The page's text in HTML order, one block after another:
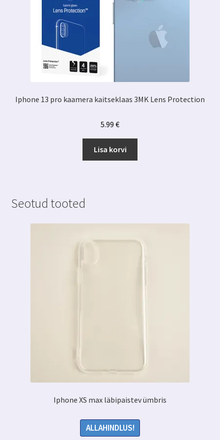
Iphone 13 pro kaamera kaitseklaas 3MK Lens Protection
5.99 €
Lisa korvi
Seotud tooted
Iphone XS max läbipaistev ümbris
ALLAHINDLUS!